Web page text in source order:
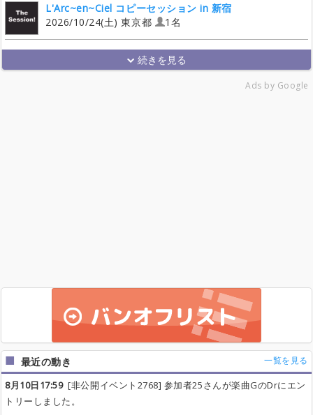
L'Arc~en~Ciel コピーセッション in 新宿
2026/10/24(土) 東京都
1名
Ads by Google
最近の動き 一覧を見る
8月10日17:59[非公開イベント2768] 参加者25さんが楽曲GのDrにエン
トリーしました。